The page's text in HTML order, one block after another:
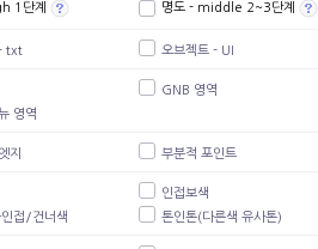
1단계 명도 - middle 2~3단계
txt 오브젝트 - UI
GNB 영역
영역
지 부분적 포인트
인접보색
접/건너색
톤인톤(다른색 유사톤)